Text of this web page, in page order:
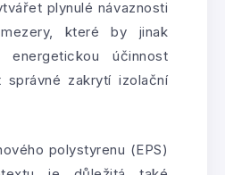
plynulé návaznosti
které by jinak
energetickou účinnost
správné zakrytí izolační
polystyrenu (EPS)